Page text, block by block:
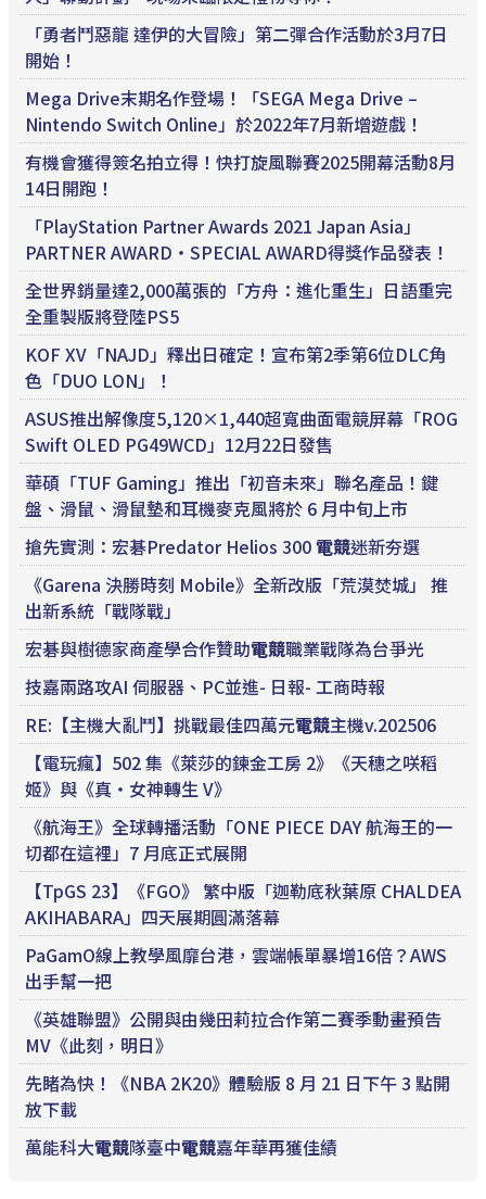
「勇者鬥惡龍 達伊的大冒險」第二彈合作活動於3月7日
開始！
Mega Drive末期名作登場！「SEGA Mega Drive –
Nintendo Switch Online」於2022年7月新增遊戲！
有機會獲得簽名拍立得！快打旋風聯賽2025開幕活動8月
14日開跑！
「PlayStation Partner Awards 2021 Japan Asia」
PARTNER AWARD・SPECIAL AWARD得獎作品發表！
全世界銷量達2,000萬張的「方舟：進化重生」日語重完
全重製版將登陸PS5
KOF XV「NAJD」釋出日確定！宣布第2季第6位DLC角
色「DUO LON」！
ASUS推出解像度5,120×1,440超寬曲面電競屏幕「ROG
Swift OLED PG49WCD」12月22日發售
華碩「TUF Gaming」推出「初音未來」聯名產品！鍵
盤、滑鼠、滑鼠墊和耳機麥克風將於 6 月中旬上市
搶先實測：宏碁Predator Helios 300電競迷新夯選
《Garena 決勝時刻 Mobile》全新改版「荒漠焚城」 推
出新系統「戰隊戰」
宏碁與樹德家商產學合作贊助電競職業戰隊為台爭光
技嘉兩路攻AI 伺服器、PC並進- 日報- 工商時報
RE:【主機大亂鬥】挑戰最佳四萬元電競主機v.202506
【電玩瘋】502 集《萊莎的鍊金工房 2》《天穗之咲稻
姬》與《真‧女神轉生 V》
《航海王》全球轉播活動「ONE PIECE DAY 航海王的一
切都在這裡」7 月底正式展開
【TpGS 23】《FGO》 繁中版「迦勒底秋葉原 CHALDEA
AKIHABARA」四天展期圓滿落幕
PaGamO線上教學風靡台港，雲端帳單暴增16倍？AWS
出手幫一把
《英雄聯盟》公開與由幾田莉拉合作第二賽季動畫預告
MV《此刻，明日》
先睹為快！《NBA 2K20》體驗版 8 月 21 日下午 3 點開
放下載
萬能科大電競隊臺中電競嘉年華再獲佳績